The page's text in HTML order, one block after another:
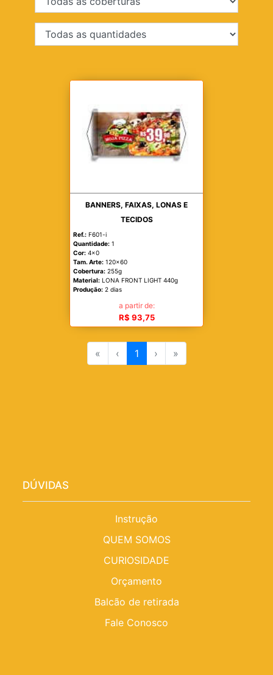
BANNERS, FAIXAS, LONAS E
TECIDOS
Ref.: F601-i
Quantidade: 1
Cor: 4x0
Tam. Arte: 120x60
Cobertura: 255g
Material: LONA FRONT LIGHT 440g
Produção: 2 dias
a partir de:
R$ 93,75
« ‹ 1 › »
DÚVIDAS
Instrução
QUEM SOMOS
CURIOSIDADE
Orçamento
Balcão de retirada
Fale Conosco